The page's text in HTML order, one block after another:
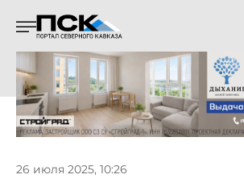
26 июля 2025, 10:26